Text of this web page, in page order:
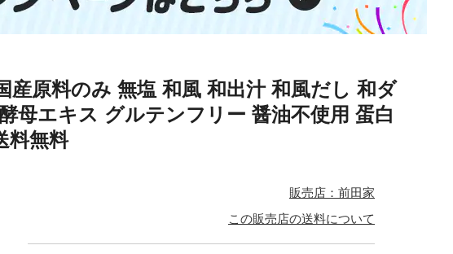
産原料のみ 無塩 和風 和出汁 和風だし 和ダ
母エキス グルテンフリー 醤油不使用 蛋白
料無料
販売店：前田家
この販売店の送料について